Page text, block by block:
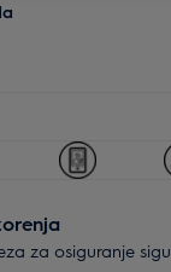
za osiguranje